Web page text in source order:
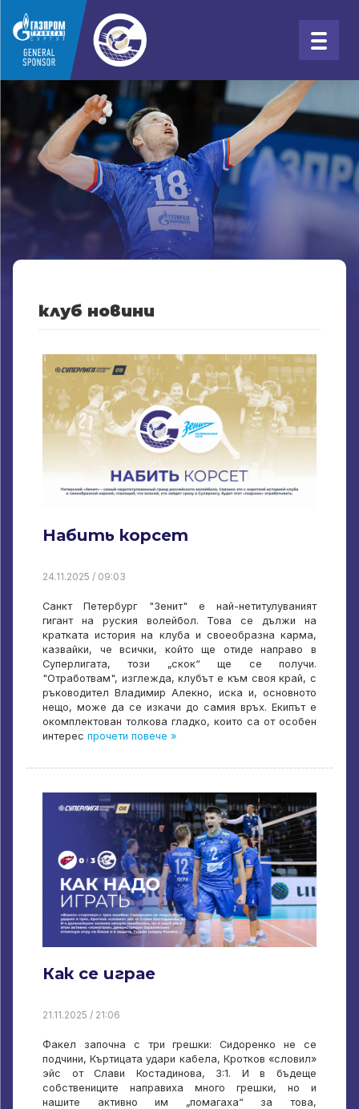
клуб новини
Набить корсет
24.11.2025 / 09:03
Санкт Петербург "Зенит" е най-нетитулуваният
гигант на руския волейбол. Това се дължи на
кратката история на клуба и своеобразна карма,
казвайки, че всички, който ще отиде направо в
Суперлигата, този „скок“ ще се получи.
"Отработвам", изглежда, клубът е към своя край, с
ръководител Владимир Алекно, иска и, основното
нещо, може да се изкачи до самия връх. Екипът е
окомплектован толкова гладко, които са от особен
интерес прочети повече »
Как се играе
21.11.2025 / 21:06
Факел започна с три грешки: Сидоренко не се
подчини, Къртицата удари кабела, Кротков «словил»
эйс от Слави Костадинова, 3:1. И в бъдеще
собствениците направиха много грешки, но и
нашите активно им „помагаха“ за това,